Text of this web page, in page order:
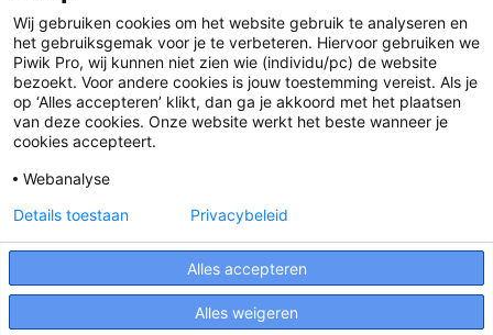
Disclaimer
Algemene voorwaarden
Cookies
Responsible Disclosure Statement
Wij gebruiken cookies om het website gebruik te analyseren en
het gebruiksgemak voor je te verbeteren. Hiervoor gebruiken we
Piwik Pro, wij kunnen niet zien wie (individu/pc) de website
bezoekt. Voor andere cookies is jouw toestemming vereist. Als je
op ‘Alles accepteren’ klikt, dan ga je akkoord met het plaatsen
van deze cookies. Onze website werkt het beste wanneer je
cookies accepteert.
Webanalyse
Alles accepteren
Alles weigeren
Details toestaan Privacybeleid